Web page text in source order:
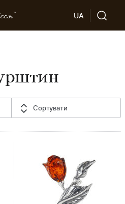
UA
Сортувати